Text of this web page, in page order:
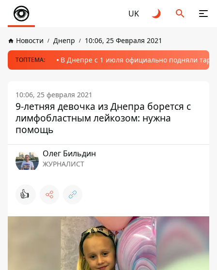
UK
Новости Днепр 10:06, 25 Февраля 2021
ТОПТЕМА: В Днепре с 1 июля официально подняли
10:06, 25 февраля 2021
9-летняя девочка из Днепра борется с
лимфобластным лейкозом: нужна
помощь
Олег Бильдин
ЖУРНАЛИСТ
👍